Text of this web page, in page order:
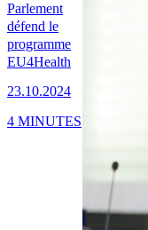
Parlement
défend le
programme
EU4Health
23.10.2024
4 MINUTES